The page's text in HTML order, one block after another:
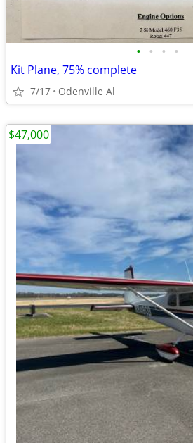
• • • •
Kit Plane, 75% complete
7/17 Odenville Al
$47,000